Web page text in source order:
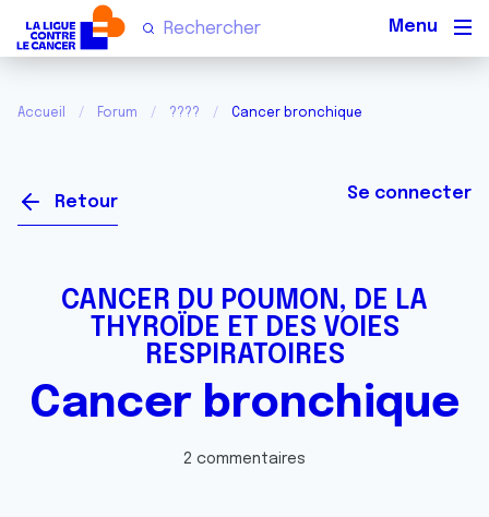
Accueil Forum ???? Cancer bronchique
Retour Se connecter
CANCER DU POUMON, DE LA
THYROÏDE ET DES VOIES
RESPIRATOIRES
Cancer bronchique
2 commentaires